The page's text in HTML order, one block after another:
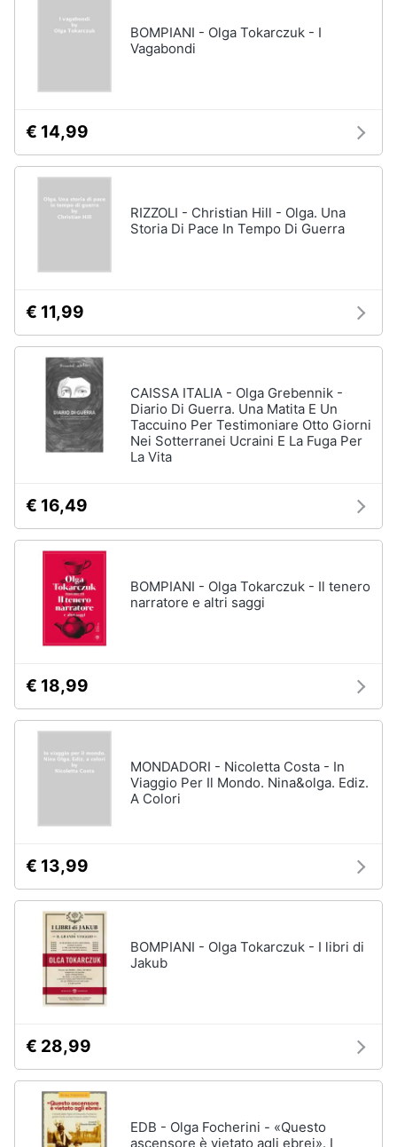
BOMPIANI - Olga Tokarczuk - I
Vagabondi
€ 14,99
RIZZOLI - Christian Hill - Olga. Una
Storia Di Pace In Tempo Di Guerra
€ 11,99
CAISSA ITALIA - Olga Grebennik -
Diario Di Guerra. Una Matita E Un
Taccuino Per Testimoniare Otto Giorni
Nei Sotterranei Ucraini E La Fuga Per
La Vita
€ 16,49
BOMPIANI - Olga Tokarczuk - Il tenero
narratore e altri saggi
€ 18,99
MONDADORI - Nicoletta Costa - In
Viaggio Per Il Mondo. Nina&olga. Ediz.
A Colori
€ 13,99
BOMPIANI - Olga Tokarczuk - I libri di
Jakub
€ 28,99
EDB - Olga Focherini - «Questo
ascensore è vietato agli ebrei». I